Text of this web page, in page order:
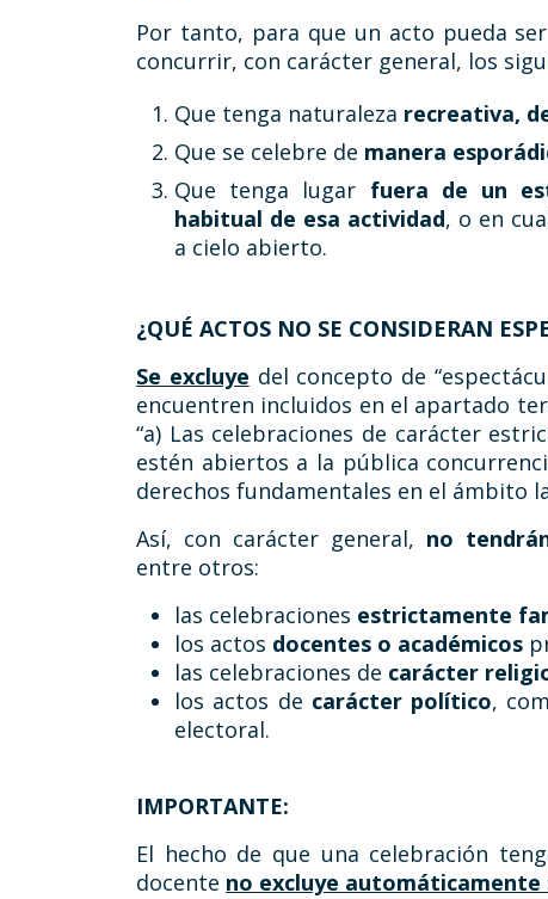
Por tanto, para que un acto pueda
concurrir, con carácter general, los
Que tenga naturaleza recreativa,
Que se celebre de manera
Que tenga lugar fuera de un
habitual de esa actividad, o en
a cielo abierto.
¿QUÉ ACTOS NO SE CONSIDERAN
Se excluye del concepto de
encuentren incluidos en el apartado
“a) Las celebraciones de carácter
estén abiertos a la pública
derechos fundamentales en el ámbito
Así, con carácter general, no
entre otros:
las celebraciones estrictamente
los actos docentes o académicos
las celebraciones de carácter
los actos de carácter político,
electoral.
IMPORTANTE:
El hecho de que una celebración
docente no excluye automáticamente